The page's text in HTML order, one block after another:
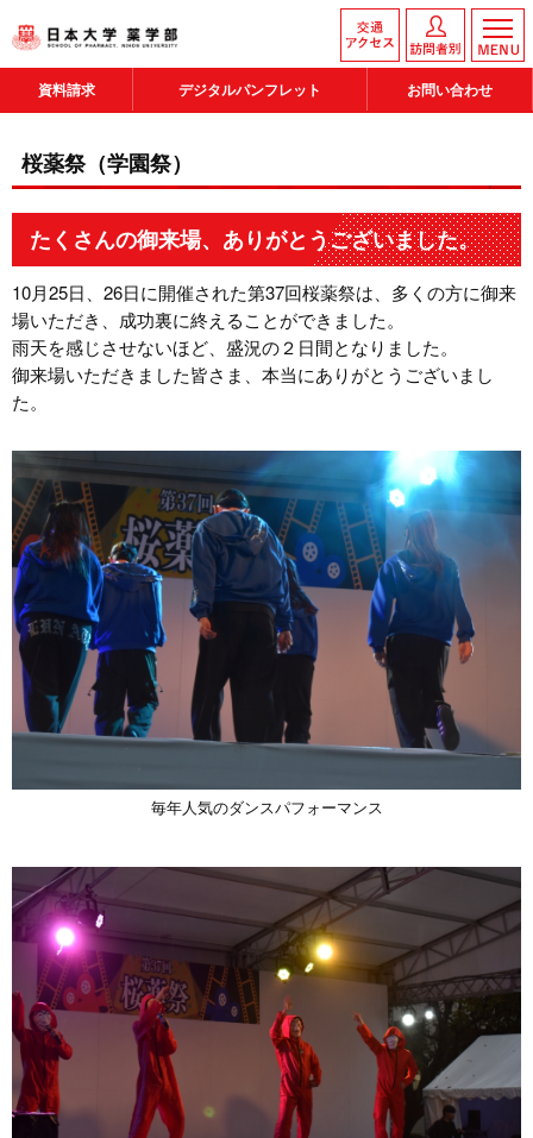
資料請求 デジタルパンフレット お問い合わせ
桜薬祭（学園祭）
たくさんの御来場、ありがとうございました。
10月25日、26日に開催された第37回桜薬祭は、多くの方に御来
場いただき、成功裏に終えることができました。
雨天を感じさせないほど、盛況の２日間となりました。
御来場いただきました皆さま、本当にありがとうございまし
た。
毎年人気のダンスパフォーマンス